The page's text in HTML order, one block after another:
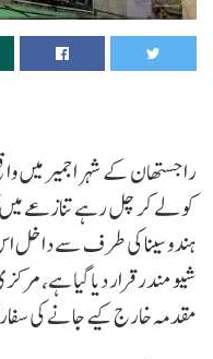
راجستھان کے شہر اجمیر میں
کو لے کر چل رہے تنازعے
ہندو سینا کی طرف سے داخل
شیو مندر قرار دیا گیا ہے،
مقدمہ خارج کیے جانے کی